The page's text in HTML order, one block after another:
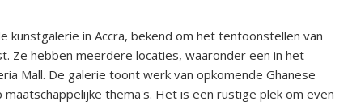
kunstgalerie in Accra, bekend om het tentoonstellen van
Ze hebben meerdere locaties, waaronder een in het
Mall. De galerie toont werk van opkomende Ghanese
maatschappelijke thema's. Het is een rustige plek om even